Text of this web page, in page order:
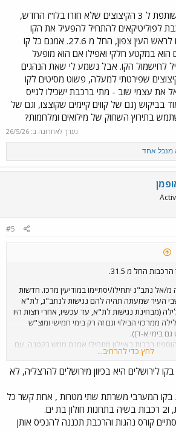
אני חושד שיש סיבה משותפת ל 3 הקיצוצים שלא חזרו בלו"ז החדש,
לפוליטיקאים להתחיל להפעיל את הקו
המזרחי, בין חדרה מזרח לראש העין צפון, החל מ 27.6. אמנם כל קו
במקטע חלקי ואפילו אם הוא מופעל
לחישמול הקו. אבל נשמע לי שאת הנהגים
שפירטתי למעלה, פשוט מסיטים לקו
את עצמי שוב - מתי ברכבת ישכילו לגייס
בביקוש (גם של קווים קיימים שקוצצו, וגם של
בתירוץ השחוק של מילואים ומלחמות?
נערך לאחרונה ב: 26/5/26
מנכל אחד
#5
החל מ 31.5.
מ/אל נתב"ג יתחילו/יסתיימו במודיעין מרכז. חדשות
העיר שמעתה תהיה להם נגישות לנתב"ג, לת"א
(מבחינת נגישות לת"א, עד עכשיו, אחרי חצות היו
ממרכזי הבילוי וגם זה רק בימי חמישי ומוצ"ש
גם בימי א-ד)).
רכבות באיילון מתחיל! אמנם ממש בקטנה, עם
שלישית בשעה לנבון: בינתיים רק פעם ביום, ורק
לנבון. אם נסתכל לדוגמא על תחנת השלום אז
הלו"ז משם הוא: 7:09, 7:24, 7:39. נקווה שבקרוב מאוד ירחיבו את
לנבון (ולבסוף הוספה של רכבת נוספת באיילון בקו
שבע, כמו שרמזו בפרסומי הרכבת שמתוכנן ל
לחץ כדי להרחיב...
לירושלים היא בכיוון מירושלים להרצליה, לא
המערבי משרתת שתי מטרות , אחת קשר כל
ים.
קורס נהגות והרכבת תכננה להנכיס אותן